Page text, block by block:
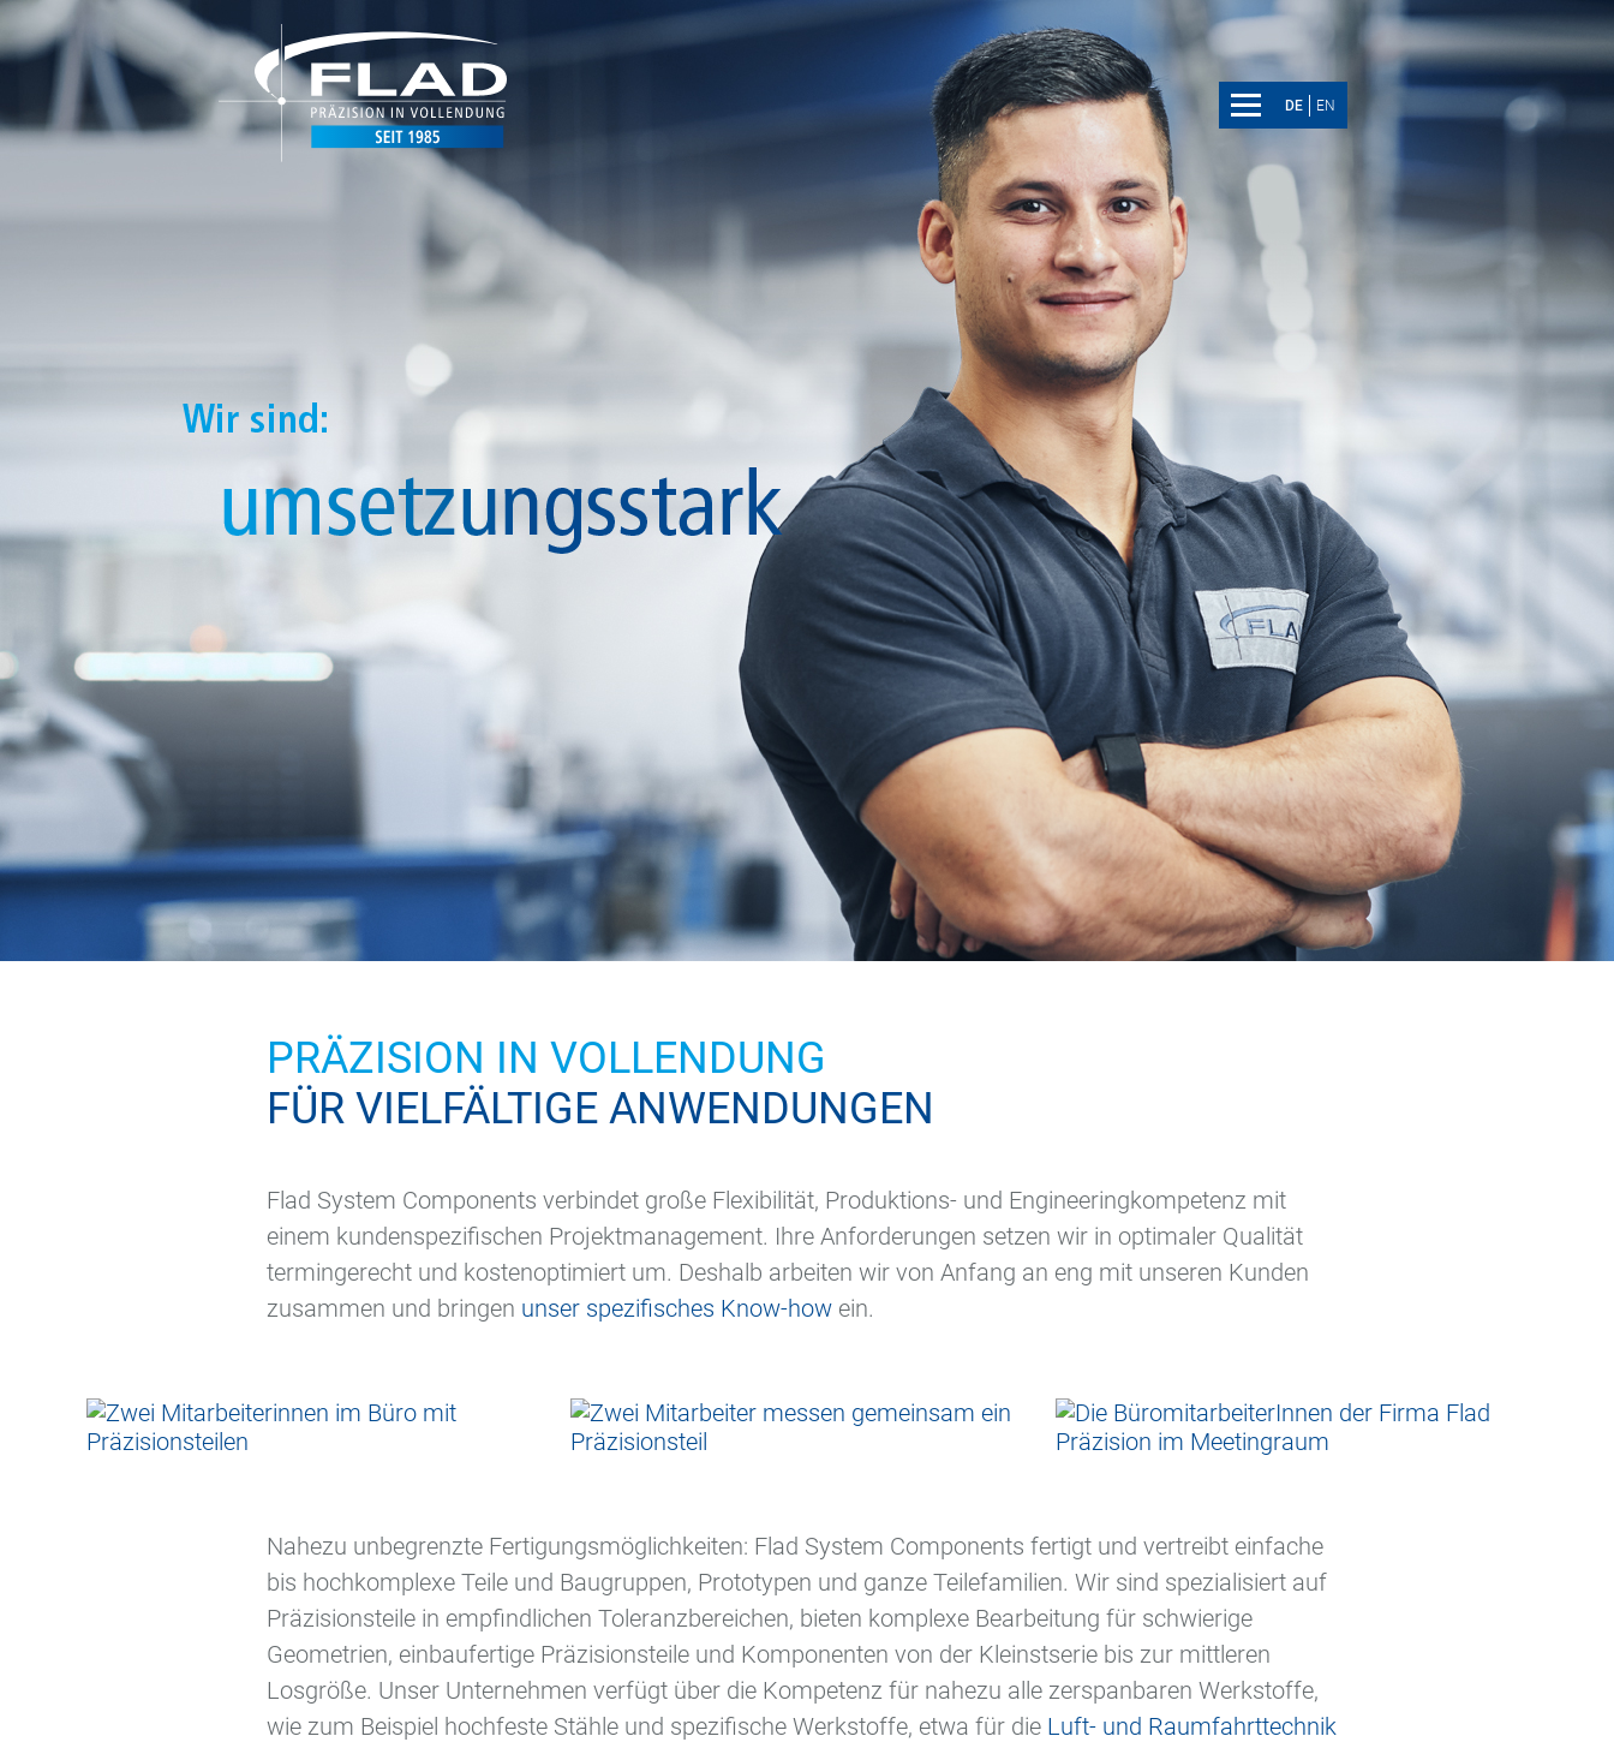
DE EN
PRÄZISION IN VOLLENDUNG
FÜR VIELFÄLTIGE ANWENDUNGEN
Flad System Components verbindet große Flexibilität, Produktions- und Engineeringkompetenz mit
einem kundenspezifischen Projektmanagement. Ihre Anforderungen setzen wir in optimaler Qualität
termingerecht und kostenoptimiert um. Deshalb arbeiten wir von Anfang an eng mit unseren Kunden
zusammen und bringen unser spezifisches Know-how ein.
Nahezu unbegrenzte Fertigungsmöglichkeiten: Flad System Components fertigt und vertreibt einfache
bis hochkomplexe Teile und Baugruppen, Prototypen und ganze Teilefamilien. Wir sind spezialisiert auf
Präzisionsteile in empfindlichen Toleranzbereichen, bieten komplexe Bearbeitung für schwierige
Geometrien, einbaufertige Präzisionsteile und Komponenten von der Kleinstserie bis zur mittleren
Losgröße. Unser Unternehmen verfügt über die Kompetenz für nahezu alle zerspanbaren Werkstoffe,
wie zum Beispiel hochfeste Stähle und spezifische Werkstoffe, etwa für die Luft- und Raumfahrttechnik